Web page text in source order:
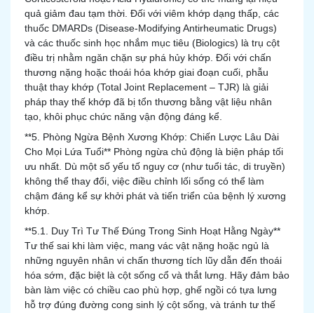
quả giảm đau tạm thời. Đối với viêm khớp dạng thấp, các
thuốc DMARDs (Disease-Modifying Antirheumatic Drugs)
và các thuốc sinh học nhắm mục tiêu (Biologics) là trụ cột
điều trị nhằm ngăn chặn sự phá hủy khớp. Đối với chấn
thương nặng hoặc thoái hóa khớp giai đoạn cuối, phẫu
thuật thay khớp (Total Joint Replacement – TJR) là giải
pháp thay thế khớp đã bị tổn thương bằng vật liệu nhân
tạo, khôi phục chức năng vận động đáng kể.
**5. Phòng Ngừa Bệnh Xương Khớp: Chiến Lược Lâu Dài
Cho Mọi Lứa Tuổi** Phòng ngừa chủ động là biện pháp tối
ưu nhất. Dù một số yếu tố nguy cơ (như tuổi tác, di truyền)
không thể thay đổi, việc điều chỉnh lối sống có thể làm
chậm đáng kể sự khởi phát và tiến triển của bệnh lý xương
khớp.
**5.1. Duy Trì Tư Thế Đúng Trong Sinh Hoạt Hằng Ngày**
Tư thế sai khi làm việc, mang vác vật nặng hoặc ngủ là
những nguyên nhân vi chấn thương tích lũy dẫn đến thoái
hóa sớm, đặc biệt là cột sống cổ và thắt lưng. Hãy đảm bảo
bàn làm việc có chiều cao phù hợp, ghế ngồi có tựa lưng
hỗ trợ đúng đường cong sinh lý cột sống, và tránh tư thế